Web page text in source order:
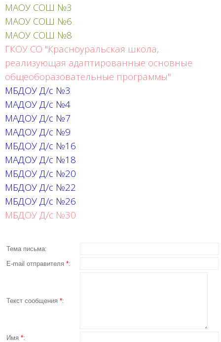
МАОУ СОШ №3
МАОУ СОШ №6
МАОУ СОШ №8
ГКОУ СО "Красноуральская школа,
реализующая адаптированные основные
общеоборазовательные программы"
МБДОУ Д/с №3
МАДОУ Д/с №4
МАДОУ Д/с №7
МАДОУ Д/с №9
МБДОУ Д/с №16
МАДОУ Д/с №18
МБДОУ Д/с №20
МБДОУ Д/с №22
МБДОУ Д/с №26
МБДОУ Д/с №30
Тема письма:
E-mail отправителя *:
Текст сообщения *:
Имя *: